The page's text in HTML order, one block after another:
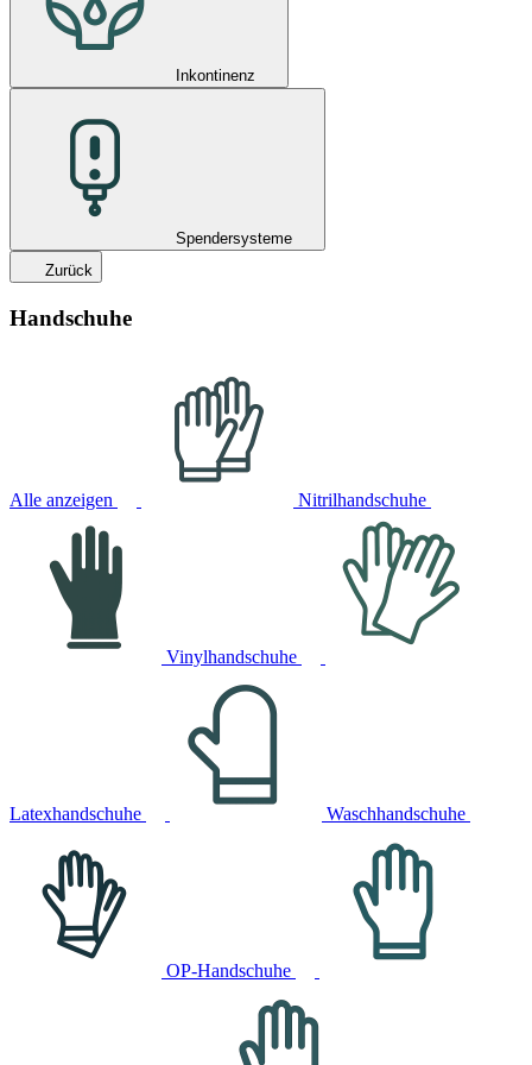
Inkontinenz
Spendersysteme
Zurück
Handschuhe
Alle anzeigen Nitrilhandschuhe
Vinylhandschuhe
Latexhandschuhe Waschhandschuhe
OP-Handschuhe